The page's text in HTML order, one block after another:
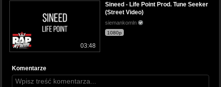
03:48
Sineed - Life Point Prod. Tune Seeker
(Street Video)
siemankomln
1080p
Komentarze